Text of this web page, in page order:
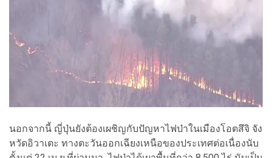
นอกจากนี้ ญี่ปุ่นยังต้องเผชิญกับปัญหาไฟป่าในเมืองโอตสึจิ จัง
หวัดอิวาเตะ ทางตะวันออกเฉียงเหนือของประเทศต่อเนื่องนับ